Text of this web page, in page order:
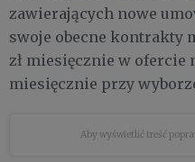
zawierających nowe
swoje obecne kontrakty
zł miesięcznie w ofercie
miesięcznie przy
Aby wyświetlić treść